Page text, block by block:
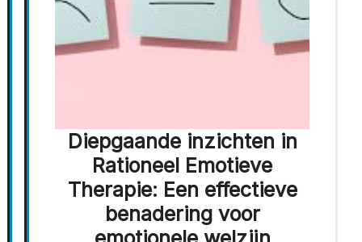
Diepgaande inzichten in
Rationeel Emotieve
Therapie: Een effectieve
benadering voor